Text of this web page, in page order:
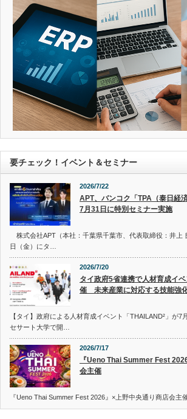
要チェック！イベント＆セミナー
2026/7/22
APT、バンコク「TPA（泰日経
7月31日に特別セミナー実施
株式会社APT（本社：千葉県千葉市、代表取締役：井上
日（金）にタ…
2026/7/20
タイ政府5省連携で人材育成イ
催 未来産業に対応する技能強
【タイ】政府による人材育成イベント「THAILAND²」が7
セサート大学で開…
2026/7/17
『Ueno Thai Summer Fest
会主催
『Ueno Thai Summer Fest 2026』×上野中央通り商店会主